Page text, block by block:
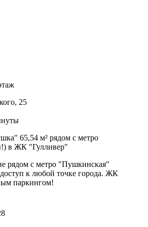
25
65,54 м² рядом с метро
в ЖК "Гулливер"
рядом с метро "Пушкинская"
к любой точке города. ЖК
паркингом!